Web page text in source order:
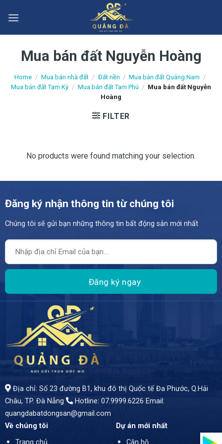
Mua bán đất Nguyễn Hoàng
Home / Mua bán nhà đất / Đất nền / Mua bán đất Quảng Nam /
Mua bán đất Tam Kỳ / Mua bán đất Tam Phú / Mua bán đất Nguyễn
Hoàng
FILTER
No products were found matching your selection.
Đăng ký nhận thông tin từ chúng tôi
Chúng tôi sẽ gửi bạn những thông tin bất động sản mới nhất
Địa chỉ: Số 23 đường B1, khu đô thị Quốc tế Đa Phước, Q.Hải
Châu, TP. Đà Nẵng
Hotline: 07.9999.6226 Email:
quangdabatdongsan@gmail.com
Về chúng tôi
Trang chủ
Dự án mới nhất
Căn hộ